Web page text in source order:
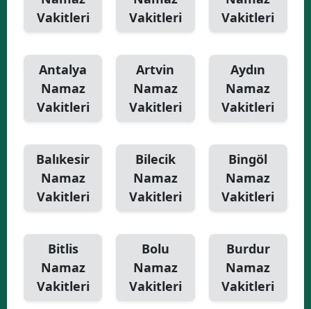
Vakitleri
Vakitleri
Vakitleri
Antalya
Namaz
Vakitleri
Artvin
Namaz
Vakitleri
Aydın
Namaz
Vakitleri
Balıkesir
Namaz
Vakitleri
Bilecik
Namaz
Vakitleri
Bingöl
Namaz
Vakitleri
Bitlis
Namaz
Vakitleri
Bolu
Namaz
Vakitleri
Burdur
Namaz
Vakitleri